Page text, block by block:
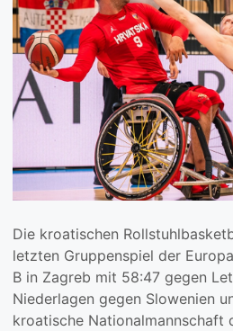
Die kroatischen
letzten Gruppenspiel der
B in Zagreb mit 58:47 gegen
Niederlagen gegen Slowenien
kroatische Nationalmannschaft